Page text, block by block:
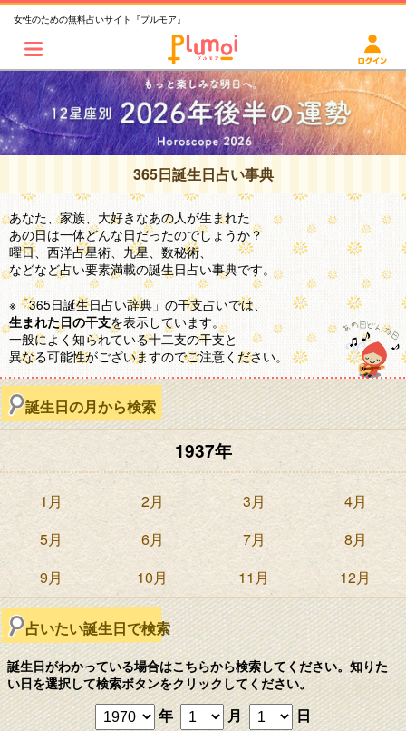
女性のための無料占いサイト『プルモア』
365日誕生日占い事典
あなた、家族、大好きなあの人が生まれた
あの日は一体どんな日だったのでしょうか？
曜日、西洋占星術、九星、数秘術、
などなど占い要素満載の誕生日占い事典です。
※「365日誕生日占い辞典」の干支占いでは、
生まれた日の干支を表示しています。
一般によく知られている十二支の干支と
異なる可能性がございますのでご注意ください。
誕生日の月から検索
1937年
1月 2月 3月
4月
5月
6月 7月
8月
9月
10月 11月 12月
占いたい誕生日で検索
誕生日がわかっている場合はこちらから検索してください。知りた
い日を選択して検索ボタンをクリックしてください。
年 月 日